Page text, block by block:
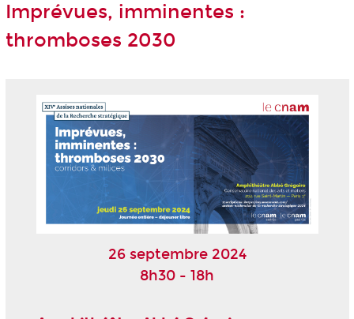
Imprévues, imminentes :
thromboses 2030
26 septembre 2024
8h30 - 18h